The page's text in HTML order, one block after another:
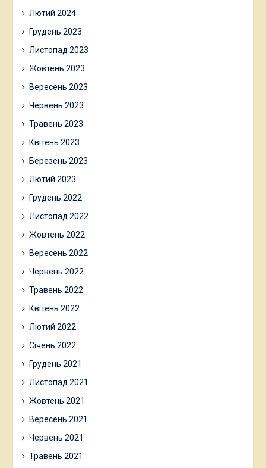
Лютий 2024
Грудень 2023
Листопад 2023
Жовтень 2023
Вересень 2023
Червень 2023
Травень 2023
Квітень 2023
Березень 2023
Лютий 2023
Грудень 2022
Листопад 2022
Жовтень 2022
Вересень 2022
Червень 2022
Травень 2022
Квітень 2022
Лютий 2022
Січень 2022
Грудень 2021
Листопад 2021
Жовтень 2021
Вересень 2021
Червень 2021
Травень 2021